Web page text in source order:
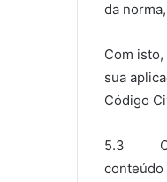
da
Com
sua
Código
5.3 O §
conteúdo